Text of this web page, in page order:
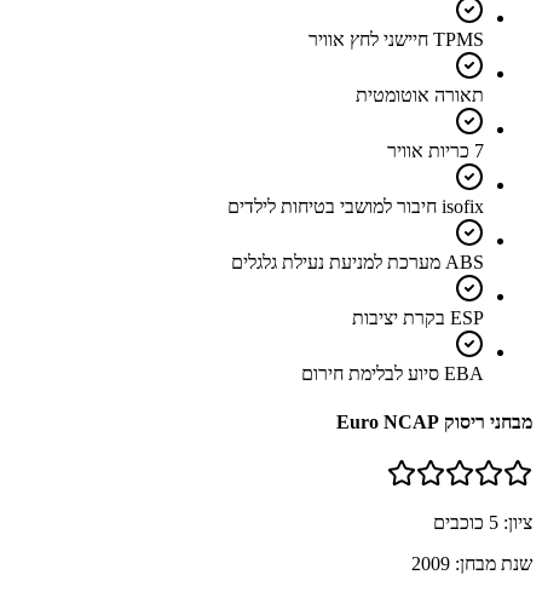
TPMS חיישני לחץ אוויר
תאורה אוטומטית
7 כריות אוויר
isofix חיבור למושבי בטיחות לילדים
ABS מערכת למניעת נעילת גלגלים
ESP בקרת יציבות
EBA סיוע לבלימת חירום
מבחני ריסוק Euro NCAP
ציון: 5 כוכבים
שנת מבחן: 2009